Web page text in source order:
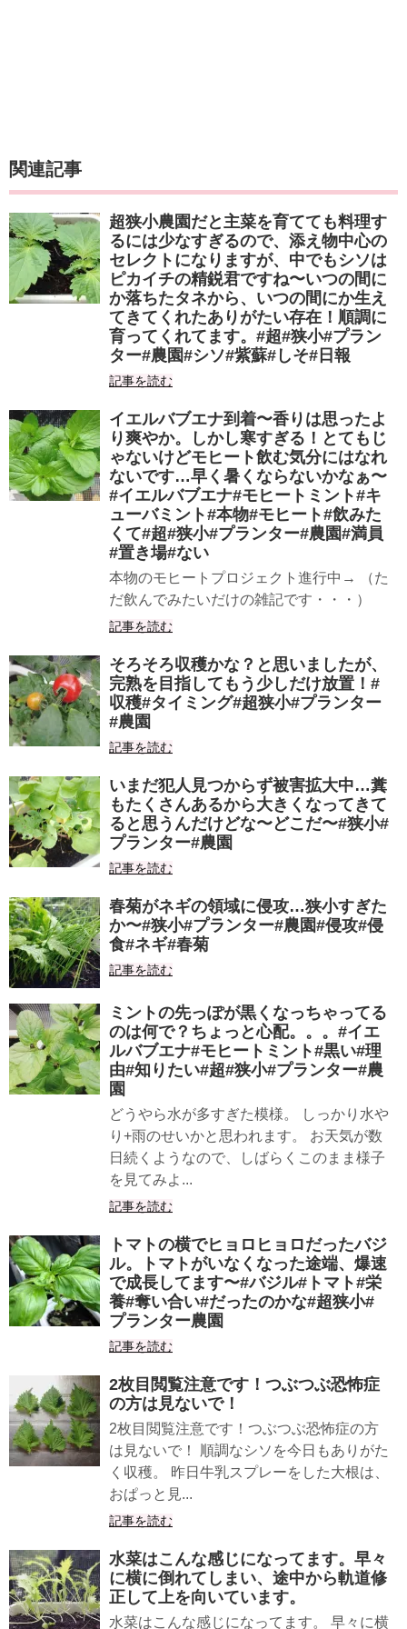
関連記事
超狭小農園だと主菜を育てても料理す
るには少なすぎるので、添え物中心の
セレクトになりますが、中でもシソは
ピカイチの精鋭君ですね〜いつの間に
か落ちたタネから、いつの間にか生え
てきてくれたありがたい存在！順調に
育ってくれてます。#超#狭小#プラン
ター#農園#シソ#紫蘇#しそ#日報
記事を読む
イエルバブエナ到着〜香りは思ったよ
り爽やか。しかし寒すぎる！とてもじ
ゃないけどモヒート飲む気分にはなれ
ないです…早く暑くならないかなぁ〜
#イエルバブエナ#モヒートミント#キ
ューバミント#本物#モヒート#飲みた
くて#超#狭小#プランター#農園#満員
#置き場#ない
本物のモヒートプロジェクト進行中→ （た
だ飲んでみたいだけの雑記です・・・）
記事を読む
そろそろ収穫かな？と思いましたが、
完熟を目指してもう少しだけ放置！#
収穫#タイミング#超狭小#プランター
#農園
記事を読む
いまだ犯人見つからず被害拡大中…糞
もたくさんあるから大きくなってきて
ると思うんだけどな〜どこだ〜#狭小#
プランター#農園
記事を読む
春菊がネギの領域に侵攻…狭小すぎた
か〜#狭小#プランター#農園#侵攻#侵
食#ネギ#春菊
記事を読む
ミントの先っぽが黒くなっちゃってる
のは何で？ちょっと心配。。。#イエ
ルバブエナ#モヒートミント#黒い#理
由#知りたい#超#狭小#プランター#農
園
どうやら水が多すぎた模様。 しっかり水や
り+雨のせいかと思われます。 お天気が数
日続くようなので、しばらくこのまま様子
を見てみよ...
記事を読む
トマトの横でヒョロヒョロだったバジ
ル。トマトがいなくなった途端、爆速
で成長してます〜#バジル#トマト#栄
養#奪い合い#だったのかな#超狭小#
プランター農園
記事を読む
2枚目閲覧注意です！つぶつぶ恐怖症
の方は見ないで！
2枚目閲覧注意です！つぶつぶ恐怖症の方
は見ないで！ 順調なシソを今日もありがた
く収穫。 昨日牛乳スプレーをした大根は、
おぱっと見...
記事を読む
水菜はこんな感じになってます。早々
に横に倒れてしまい、途中から軌道修
正して上を向いています。
水菜はこんな感じになってます。 早々に横